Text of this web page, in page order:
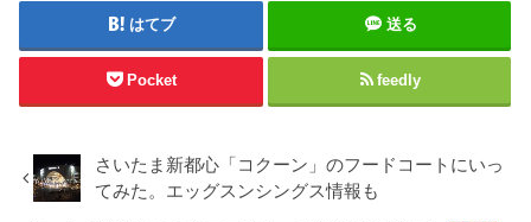
はてブ 送る
Pocket feedly
さいたま新都心「コクーン」のフードコートにいっ
てみた。エッグスンシングス情報も